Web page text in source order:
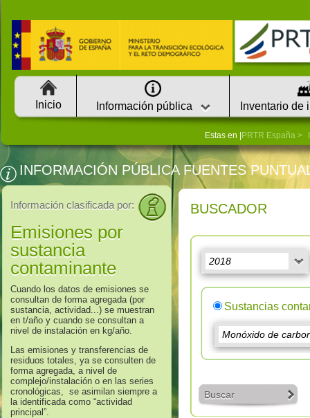
Inicio Información pública Inventario de
Estas en | PRTR España
INFORMACIÓN PÚBLICA FUENTES
Información clasificada por:
Emisiones por
sustancia
contaminante
Cuando los datos de emisiones se
consultan de forma agregada (por
sustancia, actividad...) se muestran
en t/año y cuando se consultan a
nivel de instalación en kg/año.
Las emisiones y transferencias de
residuos totales, ya se consulten de
forma agregada, a nivel de
complejo/instalación o en las series
cronológicas, se asimilan siempre a
la identificada como “actividad
principal”.
BUSCADOR
Sustancias
Buscar